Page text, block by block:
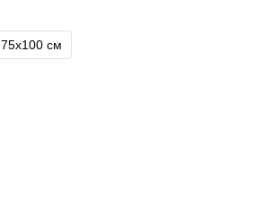
75х100 см